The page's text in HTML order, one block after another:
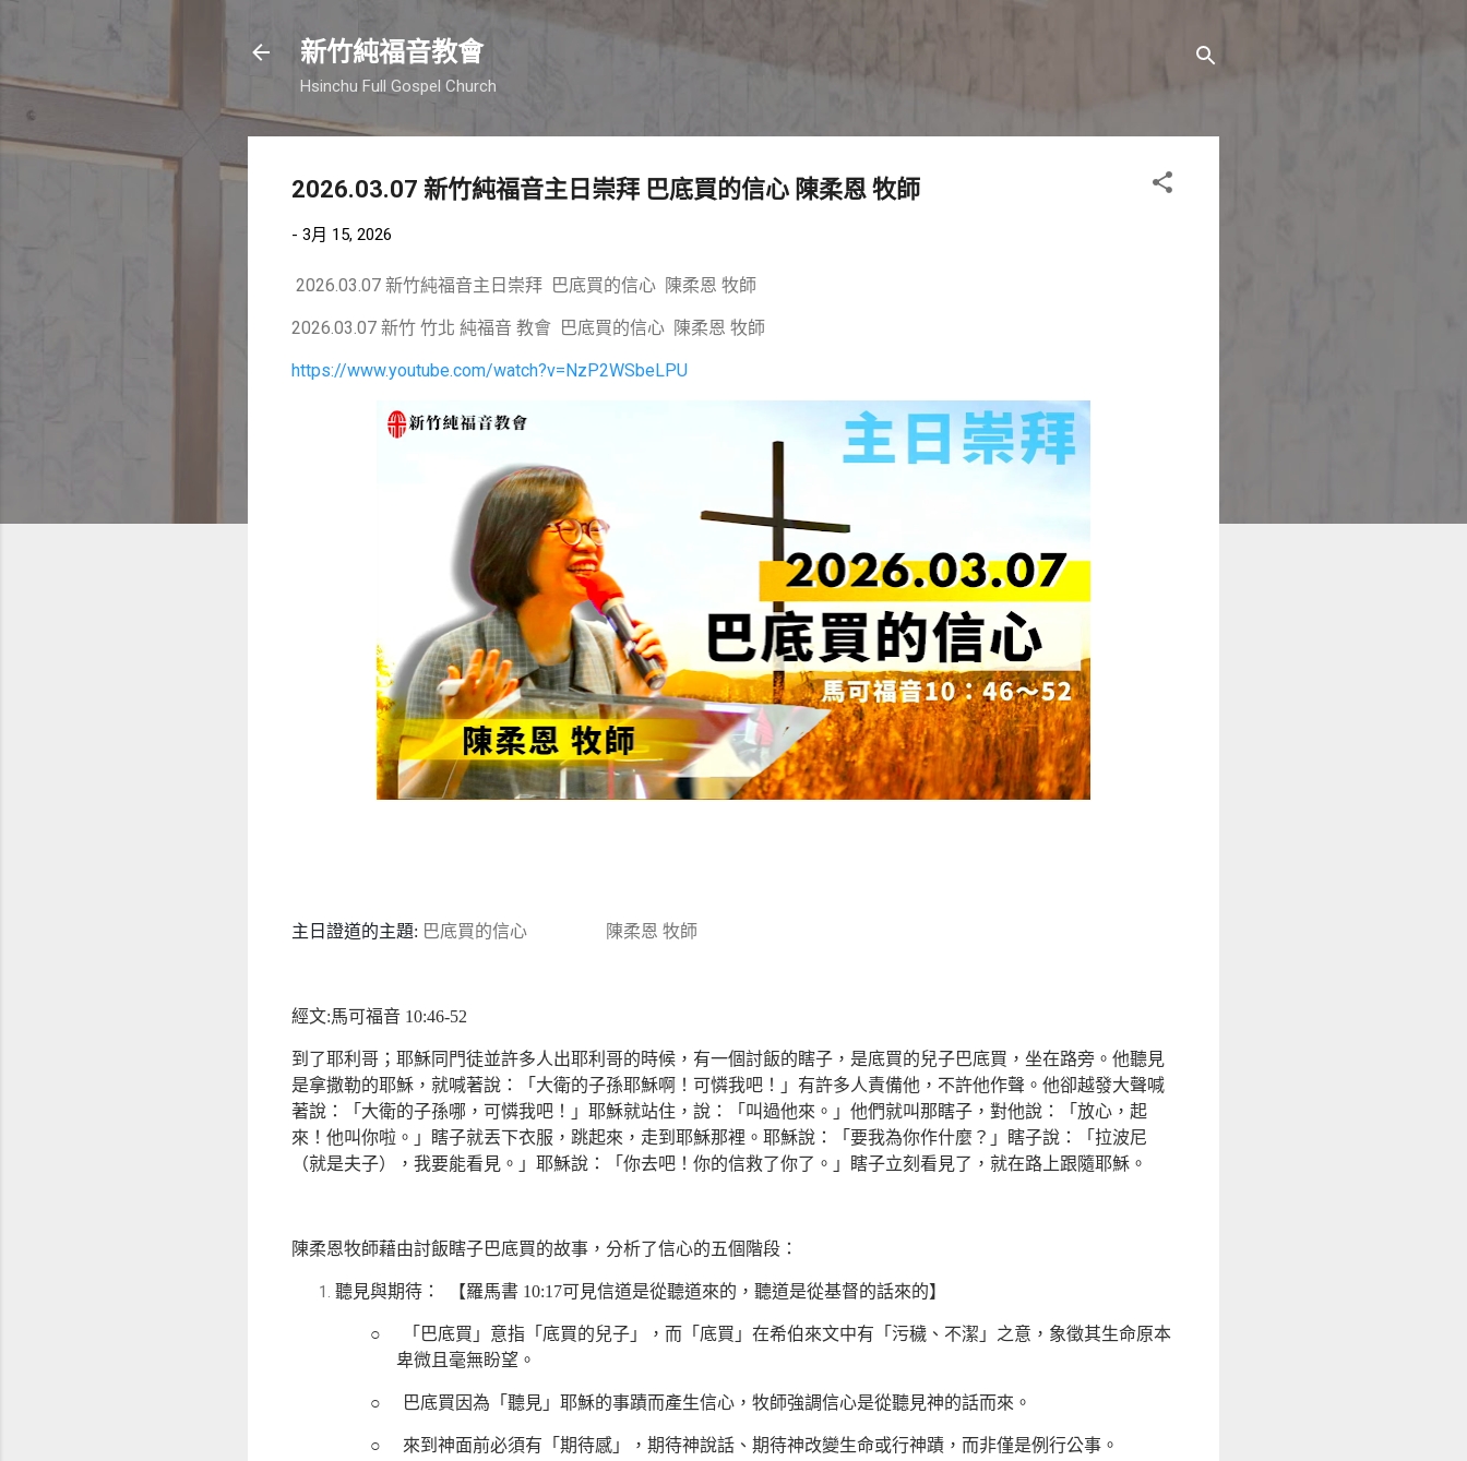
新竹純福音教會
Hsinchu Full Gospel Church
2026.03.07 新竹純福音主日崇拜 巴底買的信心 陳柔恩 牧師
- 3月 15, 2026
2026.03.07 新竹純福音主日崇拜 巴底買的信心 陳柔恩 牧師
2026.03.07 新竹 竹北 純福音 教會 巴底買的信心 陳柔恩 牧師
https://www.youtube.com/watch?v=NzP2WSbeLPU
主日證道的主題: 巴底買的信心 陳柔恩 牧師
經文:馬可福音 10:46-52
到了耶利哥；耶穌同門徒並許多人出耶利哥的時候，有一個討飯的瞎子，是底買的兒子巴底買，坐在路旁。他聽見
是拿撒勒的耶穌，就喊著說：「大衛的子孫耶穌啊！可憐我吧！」有許多人責備他，不許他作聲。他卻越發大聲喊
著說：「大衛的子孫哪，可憐我吧！」耶穌就站住，說：「叫過他來。」他們就叫那瞎子，對他說：「放心，起
來！他叫你啦。」瞎子就丟下衣服，跳起來，走到耶穌那裡。耶穌說：「要我為你作什麼？」瞎子說：「拉波尼
（就是夫子），我要能看見。」耶穌說：「你去吧！你的信救了你了。」瞎子立刻看見了，就在路上跟隨耶穌。
陳柔恩牧師藉由討飯瞎子巴底買的故事，分析了信心的五個階段：
聽見與期待： 【羅馬書 10:17可見信道是從聽道來的，聽道是從基督的話來的】
○
「巴底買」意指「底買的兒子」，而「底買」在希伯來文中有「污穢、不潔」之意，象徵其生命原本
卑微且毫無盼望。
○ 巴底買因為「聽見」耶穌的事蹟而產生信心，牧師強調信心是從聽見神的話而來。
○ 來到神面前必須有「期待感」，期待神說話、期待神改變生命或行神蹟，而非僅是例行公事。